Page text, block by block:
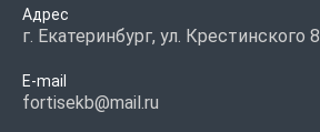
Адрес
г. Екатеринбург, ул. Крестинского 8
E-mail
fortisekb@mail.ru